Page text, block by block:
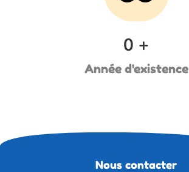
0 +
Année d'existence
Nous contacter